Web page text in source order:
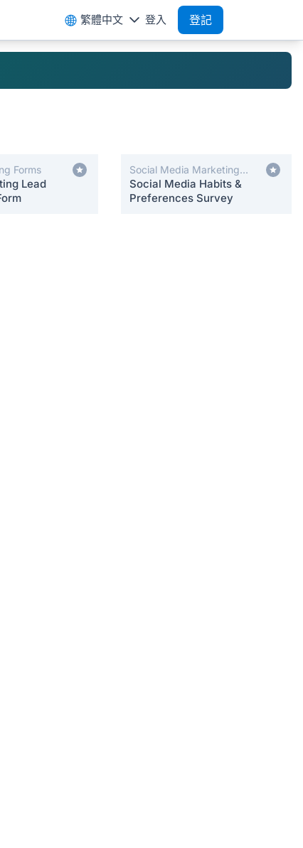
繁體中文 登入 登記
Forms
Lead
Social Media Marketing
Forms
Social Media Habits &
Preferences Survey